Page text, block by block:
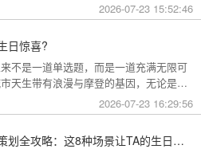
2026-07-23 15:52:46
日惊喜?
不是一道单选题，而是一道充满无限可
天生带有浪漫与摩登的基因，无论是外
梧桐树下的老洋房，都为策划惊喜提供了
2026-07-23 16:29:56
三亚惊喜生日布置策划全攻略：这8种场景让TA的生日成为永远难忘的回忆